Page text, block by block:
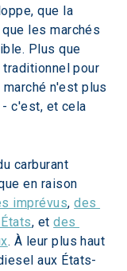
que la
les marchés
Plus que
pour
n'est plus
c'est, et cela
carburant
en raison
imprévus, des
, et des
. À leur plus haut
aux États-